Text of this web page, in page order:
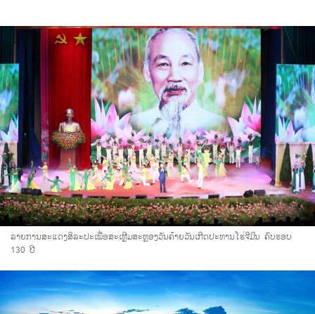
ລາຍການສະແດງສິລະປະເພື່ອສະເຫຼີມສະຫຼອງວັນຄ້າຍວັນເກີດປະທານໂຮ່ຈີມິນ ຄົບຮອບ
130 ປີ